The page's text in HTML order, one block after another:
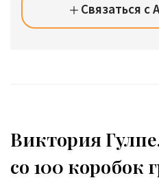
Связаться с
Виктория
со 100 коробок